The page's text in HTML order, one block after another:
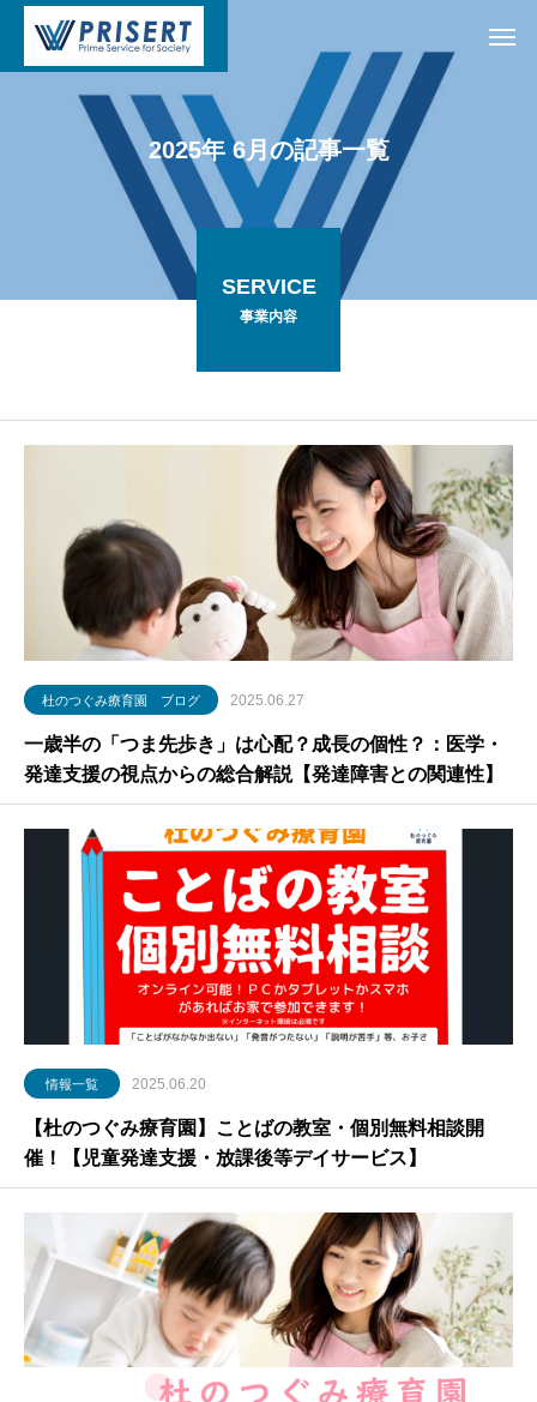
2025年 6月 の記事一覧
SERVICE
事業内容
杜のつぐみ療育園 ブログ 2025.06.27
一歳半の「つま先歩き」は心配？成長の個性？：医学・
発達支援の視点からの総合解説【発達障害との関連性】
情報一覧 2025.06.20
【杜のつぐみ療育園】ことばの教室・個別無料相談開
催！【児童発達支援・放課後等デイサービス】